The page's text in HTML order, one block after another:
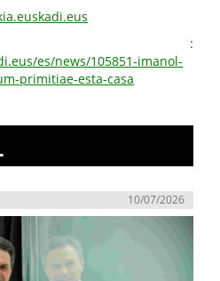
:
es/news/105851-imanol-
primitiae-esta-casa
10/07/2026